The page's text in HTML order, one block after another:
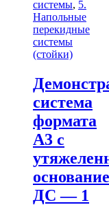
системы, 5.
Напольные
перекидные
системы
(стойки)
система
формата
А3 с
ДС — 1